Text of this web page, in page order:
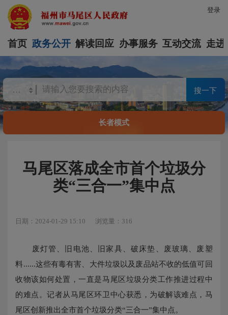
登录
首页 政务公开 解读回应 办事服务 互动交流 走进
搜一下
长者模式
马尾区落成全市首个垃圾分
类“三合一”集中点
日期：2024-01-29 15:10 浏览量：316
废灯管、旧电池、旧家具、破床垫、废玻璃、废塑
料......这些有毒有害、大件垃圾以及废品站不收的低值可回
收物该如何处置，一直是马尾区垃圾分类工作推进过程中
的难点。记者从马尾区环卫中心获悉，为破解该难点，马
尾区创新推出全市首个垃圾分类“三合一”集中点。